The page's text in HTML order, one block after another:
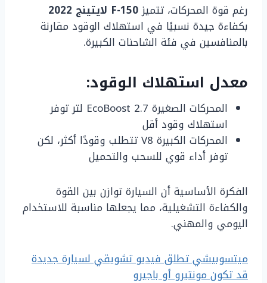
رغم قوة المحركات، تتميزF-150 لايتينج 2022
بكفاءة جيدة نسبيًا في استهلاك الوقود مقارنة
بالمنافسين في فئة الشاحنات الكبيرة.
معدل استهلاك الوقود:
المحركات الصغيرة EcoBoost 2.7 لتر توفر
استهلاك وقود أقل
المحركات الكبيرة V8 تتطلب وقودًا أكثر، لكن
توفر أداء قوي للسحب والتحميل
الفكرة الأساسية أن السيارة توازن بين القوة
والكفاءة التشغيلية، مما يجعلها مناسبة للاستخدام
اليومي والمهني.
ميتسوبيشي تطلق فيديو تشويقي لسيارة جديدة
قد تكون مونتيرو أو باجيرو